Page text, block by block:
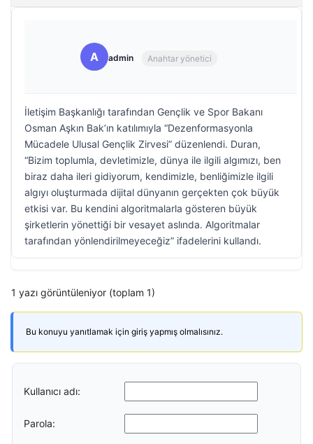
A admin Anahtar yönetici
İletişim Başkanlığı tarafından Gençlik ve Spor Bakanı
Osman Aşkın Bak’ın katılımıyla “Dezenformasyonla
Mücadele Ulusal Gençlik Zirvesi” düzenlendi. Duran,
“Bizim toplumla, devletimizle, dünya ile ilgili algımızı, ben
biraz daha ileri gidiyorum, kendimizle, benliğimizle ilgili
algıyı oluşturmada dijital dünyanın gerçekten çok büyük
etkisi var. Bu kendini algoritmalarla gösteren büyük
şirketlerin yönettiği bir vesayet aslında. Algoritmalar
tarafından yönlendirilmeyeceğiz” ifadelerini kullandı.
1 yazı görüntüleniyor (toplam 1)
Bu konuyu yanıtlamak için giriş yapmış olmalısınız.
Kullanıcı adı:
Parola: